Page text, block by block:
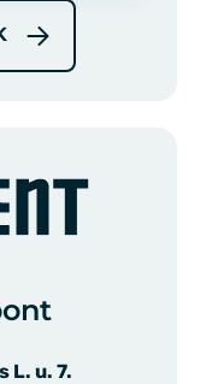
L. u. 7.